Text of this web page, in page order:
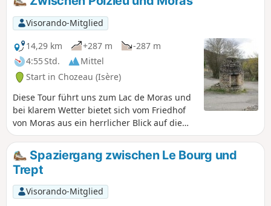
Visorando-Mitglied
14,29 km
+287 m
-287 m
4:55 Std.
Mittel
Start in Chozeau (Isère)
Diese Tour führt uns zum Lac de Moras und
bei klarem Wetter bietet sich vom Friedhof
von Moras aus ein herrlicher Blick auf die
Alpen und den See.
Spaziergang zwischen Le Bourg und
Trept
Visorando-Mitglied